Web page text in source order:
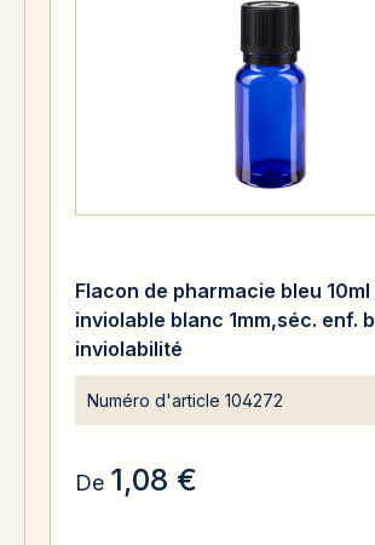
Flacon de pharmacie bleu
inviolable blanc 1mm,séc. enf.
inviolabilité
Numéro d'article 104272
De 1,08 €